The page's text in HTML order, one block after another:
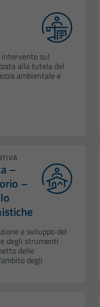
sul
alla tutela del
ambientale e
–
–
e sviluppo del
degli strumenti
delle
degli